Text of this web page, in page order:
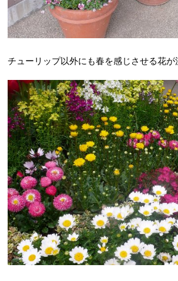
チューリップ以外にも春を感じさせる花が